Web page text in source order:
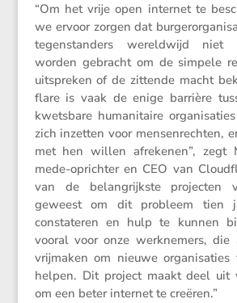
“Om het vrije open internet te
we ervoor zorgen dat
tegen­stan­ders wereld­wijd niet
worden gebracht om de simpele
uitspreken of de zittende macht
flare is vaak de enige barrière
kwets­bare humani­taire
zich inzetten voor mensen­rechten,
met hen willen afrekenen”, zegt
mede-oprichter en CEO van
van de belang­rijkste projecten
geweest om dit probleem tien
consta­teren en hulp te kunnen
vooral voor onze werkne­mers,
vrijmaken om nieuwe
helpen. Dit project maakt deel uit
om een beter internet te creëren.”